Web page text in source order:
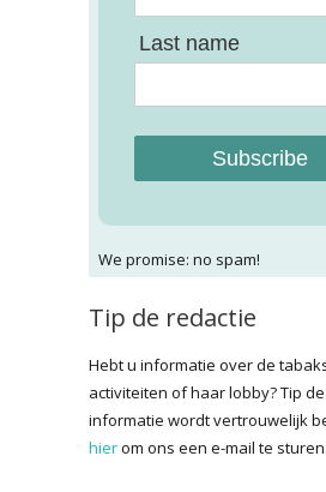
Last name
Subscribe
We promise: no spam!
Tip de redactie
Hebt u informatie over de
activiteiten of haar lobby? Tip
informatie wordt vertrouwelijk
hierom ons een e-mail te sturen.